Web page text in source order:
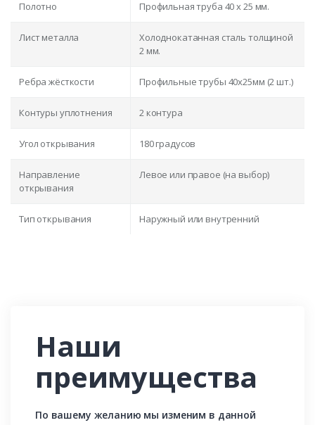
Полотно Профильная труба 40 х 25 мм.
Лист металла
Холоднокатанная сталь толщиной
2 мм.
Ребра жёсткости Профильные трубы 40х25мм (2 шт.)
Контуры уплотнения 2 контура
Угол открывания 180 градусов
Направление
открывания
Левое или правое (на выбор)
Тип открывания Наружный или внутренний
Наши
преимущества
По вашему желанию мы изменим в данной